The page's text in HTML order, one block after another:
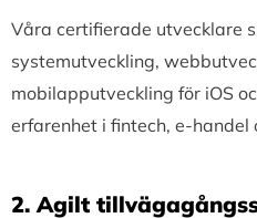
Våra certifierade utvecklare
systemutveckling,
mobilapputveckling för iOS
erfarenhet i fintech, e-handel
2.⁠ ⁠Agilt